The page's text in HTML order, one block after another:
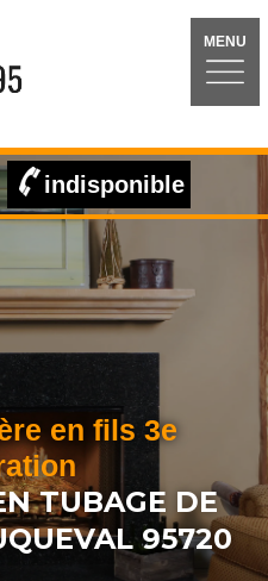
MENU
indisponible
en fils 3e
TUBAGE DE
95720